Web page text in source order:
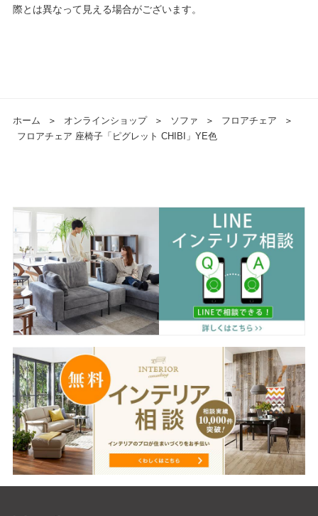
際とは異なって見える場合がございます。
ホーム ＞ オンラインショップ ＞ ソファ ＞ フロアチェア
＞
フロアチェア 座椅子「ピグレット CHIBI」YE色